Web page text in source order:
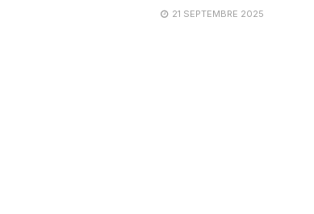
21 SEPTEMBRE 2025